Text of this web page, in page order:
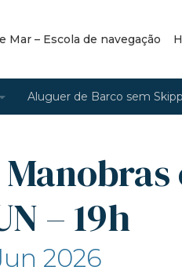
Mar – Escola de navegação
Aluguer de Barco sem
– 19h
2026